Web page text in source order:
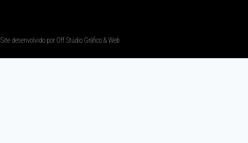
Site desenvolvido por Off Stúdio Gráfico & Web